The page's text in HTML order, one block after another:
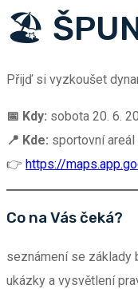
🏖️
Přijď si vyzkoušet
📅 Kdy: sobota 20. 6.
📍 Kde: sportovní
👉 https://
Co na Vás čeká?
seznámení se základy
ukázky a vysvětlení